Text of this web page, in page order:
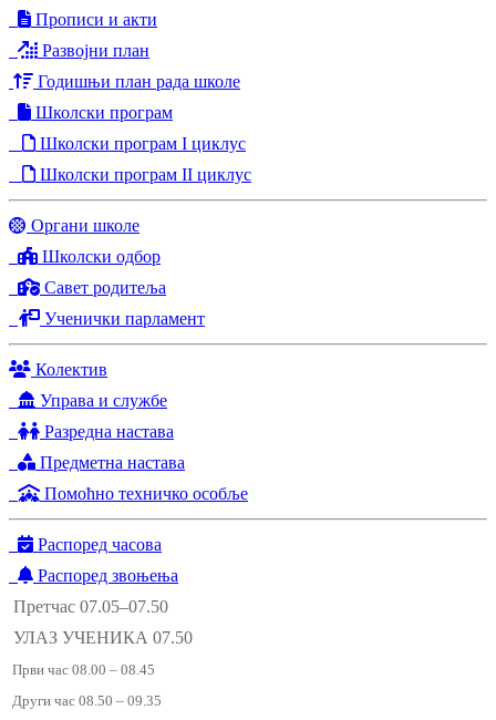
Прописи и акти
Развојни план
Годишњи план рада школе
Школски програм
Школски програм I циклус
Школски програм II циклус
Органи школе
Школски одбор
Савет родитеља
Ученички парламент
Колектив
Управа и службе
Разредна настава
Предметна настава
Помоћно техничко особље
Распоред часова
Распоред звоњења
Претчас 07.05–07.50
УЛАЗ УЧЕНИКА 07.50
Први час 08.00 – 08.45
Други час 08.50 – 09.35